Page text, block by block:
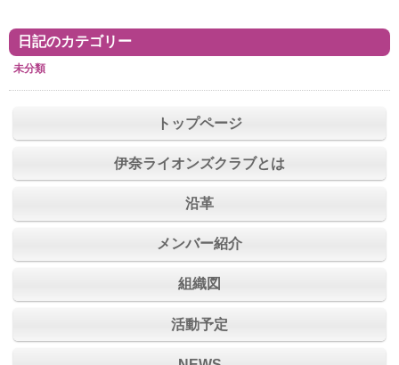
日記のカテゴリー
未分類
トップページ
伊奈ライオンズクラブとは
沿革
メンバー紹介
組織図
活動予定